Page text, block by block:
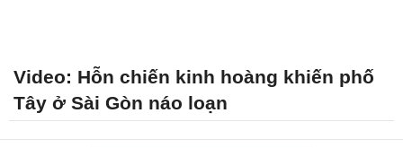
Video: Hỗn chiến kinh hoàng khiến phố
Tây ở Sài Gòn náo loạn